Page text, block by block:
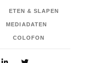
ETEN & SLAPEN
MEDIADATEN
COLOFON